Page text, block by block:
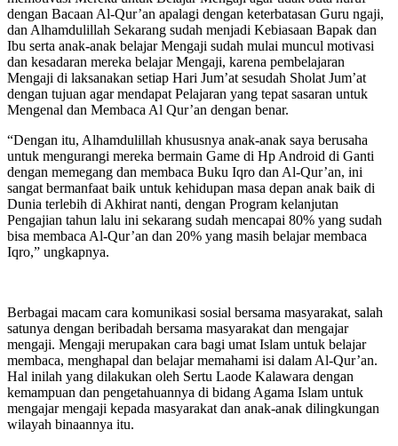
dengan Bacaan Al-Qur’an apalagi dengan keterbatasan Guru ngaji,
dan Alhamdulillah Sekarang sudah menjadi Kebiasaan Bapak dan
Ibu serta anak-anak belajar Mengaji sudah mulai muncul motivasi
dan kesadaran mereka belajar Mengaji, karena pembelajaran
Mengaji di laksanakan setiap Hari Jum’at sesudah Sholat Jum’at
dengan tujuan agar mendapat Pelajaran yang tepat sasaran untuk
Mengenal dan Membaca Al Qur’an dengan benar.
“Dengan itu, Alhamdulillah khususnya anak-anak saya berusaha
untuk mengurangi mereka bermain Game di Hp Android di Ganti
dengan memegang dan membaca Buku Iqro dan Al-Qur’an, ini
sangat bermanfaat baik untuk kehidupan masa depan anak baik di
Dunia terlebih di Akhirat nanti, dengan Program kelanjutan
Pengajian tahun lalu ini sekarang sudah mencapai 80% yang sudah
bisa membaca Al-Qur’an dan 20% yang masih belajar membaca
Iqro,” ungkapnya.
Berbagai macam cara komunikasi sosial bersama masyarakat, salah
satunya dengan beribadah bersama masyarakat dan mengajar
mengaji. Mengaji merupakan cara bagi umat Islam untuk belajar
membaca, menghapal dan belajar memahami isi dalam Al-Qur’an.
Hal inilah yang dilakukan oleh Sertu Laode Kalawara dengan
kemampuan dan pengetahuannya di bidang Agama Islam untuk
mengajar mengaji kepada masyarakat dan anak-anak dilingkungan
wilayah binaannya itu.